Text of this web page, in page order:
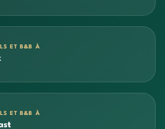
ET B&B À
ET B&B À